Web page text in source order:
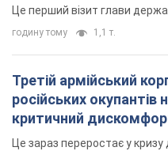
Це перший візит глави
годину тому 1,1 т.
Третій армійський
російських
критичний
Це зараз переростає у